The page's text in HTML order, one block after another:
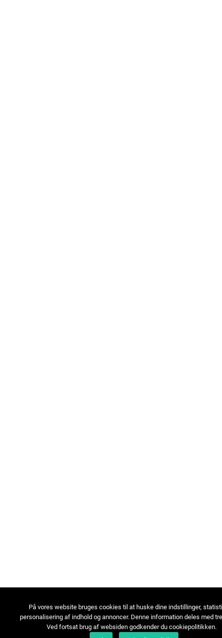
På vores website bruges cookies til at huske dine indstillinger,
personalisering af indhold og annoncer. Denne information deles med
Ved fortsat brug af websiden godkender du cookiepolitikken.